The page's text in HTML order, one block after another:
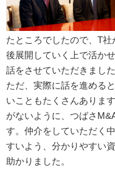
たところでしたので、T
後展開していく上で活か
話をさせていただきました
ただ、実際に話を進める
いこともたくさんありま
がないように、つばさ
す。仲介をしていただく
すいよう、分かりやすい
助かりました。